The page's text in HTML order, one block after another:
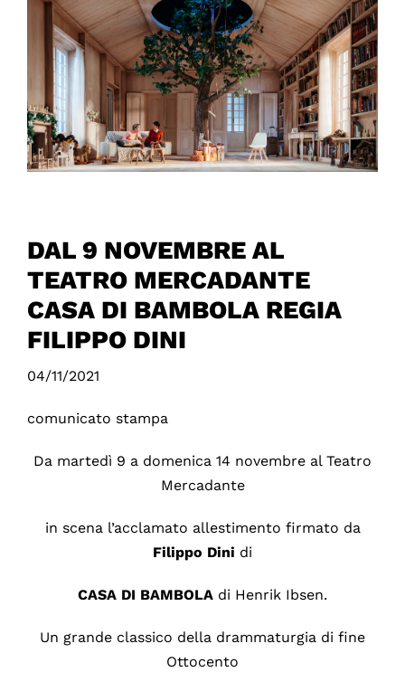
DAL 9 NOVEMBRE AL
TEATRO MERCADANTE
CASA DI BAMBOLA REGIA
FILIPPO DINI
04/11/2021
comunicato stampa
Da martedì 9 a domenica 14 novembre al Teatro
Mercadante
in scena l’acclamato allestimento firmato da
Filippo Dini di
CASA DI BAMBOLA di Henrik Ibsen.
Un grande classico della drammaturgia di fine
Ottocento